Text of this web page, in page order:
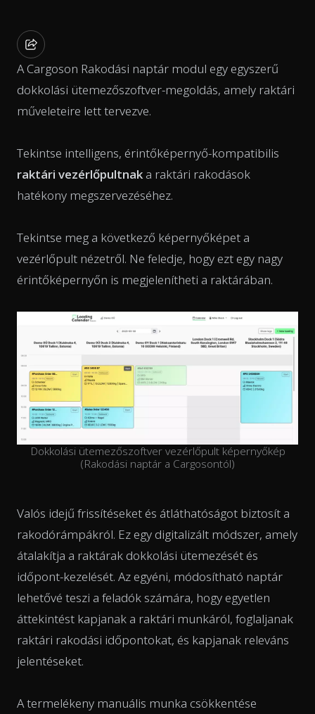
A Cargoson Rakodási naptár modul egy egyszerű
dokkolási ütemezőszoftver-megoldás, amely raktári
műveleteire lett tervezve.
Tekintse intelligens, érintőképernyő-kompatibilis
raktári vezérlőpultnak a raktári rakodások
hatékony megszervezéséhez.
Tekintse meg a következő képernyőképet a
vezérlőpult nézetről. Ne feledje, hogy ezt egy nagy
érintőképernyőn is megjelenítheti a raktárában.
Dokkolási ütemezőszoftver vezérlőpult képernyőkép
(Rakodási naptár a Cargosontól)
Valós idejű frissítéseket és átláthatóságot biztosít a
rakodórámpákról. Ez egy digitalizált módszer, amely
átalakítja a raktárak dokkolási ütemezését és
időpont-kezelését. Az egyéni, módosítható naptár
lehetővé teszi a feladók számára, hogy egyetlen
áttekintést kapjanak a raktári munkáról, foglaljanak
raktári rakodási időpontokat, és kapjanak releváns
jelentéseket.
A termelékeny manuális munka csökkentése